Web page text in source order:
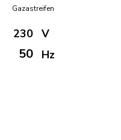
Gazastreifen
230
50
V
Hz